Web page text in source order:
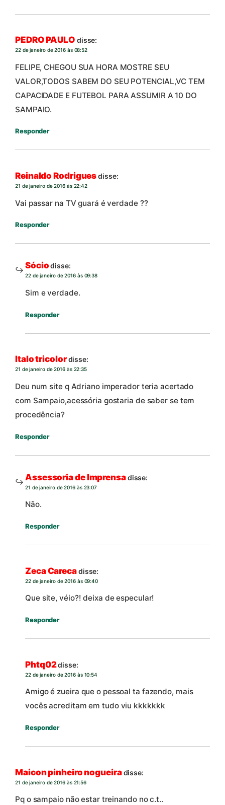
PEDRO PAULO disse:
22 de janeiro de 2016 às 08:52
FELIPE, CHEGOU SUA HORA MOSTRE SEU
VALOR,TODOS SABEM DO SEU POTENCIAL,VC TEM
CAPACIDADE E FUTEBOL PARA ASSUMIR A 10 DO
SAMPAIO.
Responder
Reinaldo Rodriguesdisse:
21 de janeiro de 2016 às 22:42
Vai passar na TV guará é verdade ??
Responder
Sócio disse:
22 de janeiro de 2016 às 09:38
Sim e verdade.
Responder
Italo tricolordisse:
21 de janeiro de 2016 às 22:35
Deu num site q Adriano imperador teria acertado
com Sampaio,acessória gostaria de saber se tem
procedência?
Responder
Assessoria de Imprensadisse:
21 de janeiro de 2016 às 23:07
Não.
Responder
Zeca Carecadisse:
22 de janeiro de 2016 às 09:40
Que site, véio?! deixa de especular!
Responder
Phtq02disse:
22 de janeiro de 2016 às 10:54
Amigo é zueira que o pessoal ta fazendo, mais
vocês acreditam em tudo viu kkkkkkk
Responder
Maicon pinheiro nogueiradisse:
21 de janeiro de 2016 às 21:56
Pq o sampaio não estar treinando no c.t..